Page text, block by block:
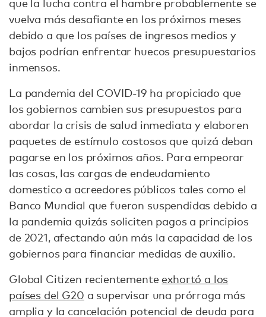
que la lucha contra el hambre probablemente se
vuelva más desafiante en los próximos meses
debido a que los países de ingresos medios y
bajos podrían enfrentar huecos presupuestarios
inmensos.
La pandemia del COVID-19 ha propiciado que
los gobiernos cambien sus presupuestos para
abordar la crisis de salud inmediata y elaboren
paquetes de estímulo costosos que quizá deban
pagarse en los próximos años. Para empeorar
las cosas, las cargas de endeudamiento
domestico a acreedores públicos tales como el
Banco Mundial que fueron suspendidas debido a
la pandemia quizás soliciten pagos a principios
de 2021, afectando aún más la capacidad de los
gobiernos para financiar medidas de auxilio.
Global Citizen recientemente exhortó a los
países del G20 a supervisar una prórroga más
amplia y la cancelación potencial de deuda para